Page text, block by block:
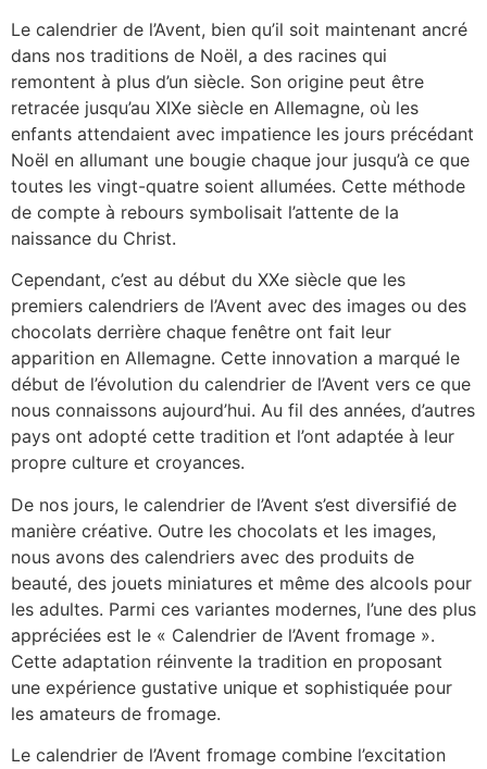
Le calendrier de l’Avent, bien qu’il soit maintenant ancré
dans nos traditions de Noël, a des racines qui
remontent à plus d’un siècle. Son origine peut être
retracée jusqu’au XIXe siècle en Allemagne, où les
enfants attendaient avec impatience les jours précédant
Noël en allumant une bougie chaque jour jusqu’à ce que
toutes les vingt-quatre soient allumées. Cette méthode
de compte à rebours symbolisait l’attente de la
naissance du Christ.
Cependant, c’est au début du XXe siècle que les
premiers calendriers de l’Avent avec des images ou des
chocolats derrière chaque fenêtre ont fait leur
apparition en Allemagne. Cette innovation a marqué le
début de l’évolution du calendrier de l’Avent vers ce que
nous connaissons aujourd’hui. Au fil des années, d’autres
pays ont adopté cette tradition et l’ont adaptée à leur
propre culture et croyances.
De nos jours, le calendrier de l’Avent s’est diversifié de
manière créative. Outre les chocolats et les images,
nous avons des calendriers avec des produits de
beauté, des jouets miniatures et même des alcools pour
les adultes. Parmi ces variantes modernes, l’une des plus
appréciées est le « Calendrier de l’Avent fromage ».
Cette adaptation réinvente la tradition en proposant
une expérience gustative unique et sophistiquée pour
les amateurs de fromage.
Le calendrier de l’Avent fromage combine l’excitation